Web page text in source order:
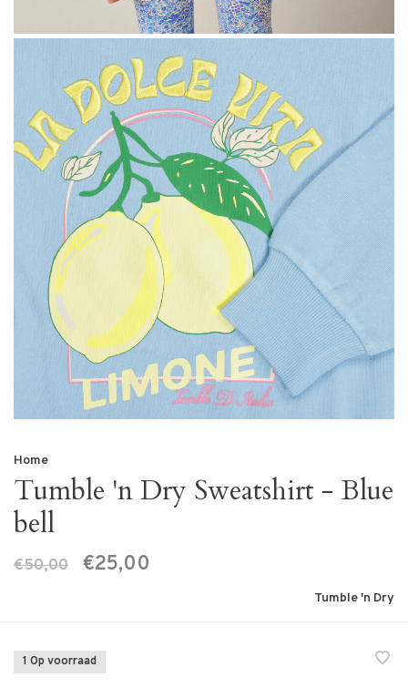
Home
Tumble 'n Dry Sweatshirt - Blue
bell
€50,00 €25,00
Tumble 'n Dry
1 Op voorraad